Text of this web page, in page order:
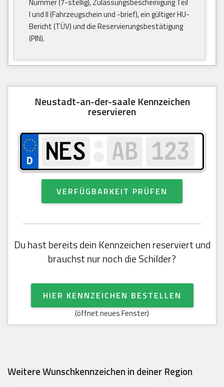
I und II (Fahrzeugschein und -brief), ein gültiger HU-
Bericht (TÜV) und die Reservierungsbestätigung
(PIN).
Neustadt-an-der-saale Kennzeichen
reservieren
VERFÜGBARKEIT PRÜFEN
Du hast bereits dein Kennzeichen reserviert und
brauchst nur noch die Schilder?
HIER KENNZEICHEN BESTELLEN
(öffnet neues Fenster)
Weitere Wunschkennzeichen in deiner Region